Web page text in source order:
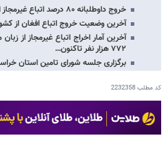
خروج داوطلبانه ۸۰ درصد اتباع غیرمجاز افغانستانی از مرز دوغارون
آخرین وضعیت خروج اتباع افغان از
آخرین آمار اخراج اتباع غیرمجاز از
۷۷۲ هزار نفر تاکنون…
برگزاری جلسه شورای تامین استان
کد مطلب2232358